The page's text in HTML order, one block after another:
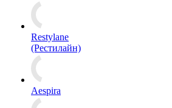
Restylane
(Рестилайн)
Aespira